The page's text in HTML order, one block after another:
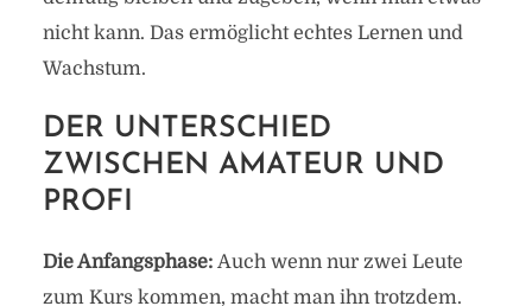
nicht kann. Das ermöglicht echtes Lernen und
Wachstum.
DER UNTERSCHIED
ZWISCHEN AMATEUR UND
PROFI
Die Anfangsphase:Auch wenn nur zwei Leute
zum Kurs kommen, macht man ihn trotzdem.